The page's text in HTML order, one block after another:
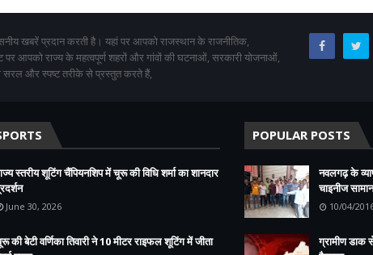
खबरें प्रदान करती है। यहां पर आपको राजस्थान के राजनीतिक,
आपको राज्य के महत्वपूर्ण शहरों और गांवों की घटनाओं, सरकारी योजनाओं,
सरल और स्पष्ट तरीके से प्रस्तुत करते हैं,
स्तरीय शूटिंग चैंपियनशिप में चूरू की विधि शर्मा का शानदार
June 30, 2026
की बेटी वर्णिका तिवारी ने 10 मीटर राइफल शूटिंग में जीता
POPULAR POSTS
नवलगढ़ के
चाइनीज सामान
10/04/
ग्रामीण डाक